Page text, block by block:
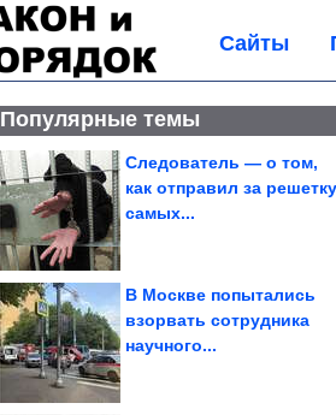
Сайты
Популярные темы
Следователь — о том,
как отправил за решетку
самых...
В Москве попытались
взорвать сотрудника
научного...